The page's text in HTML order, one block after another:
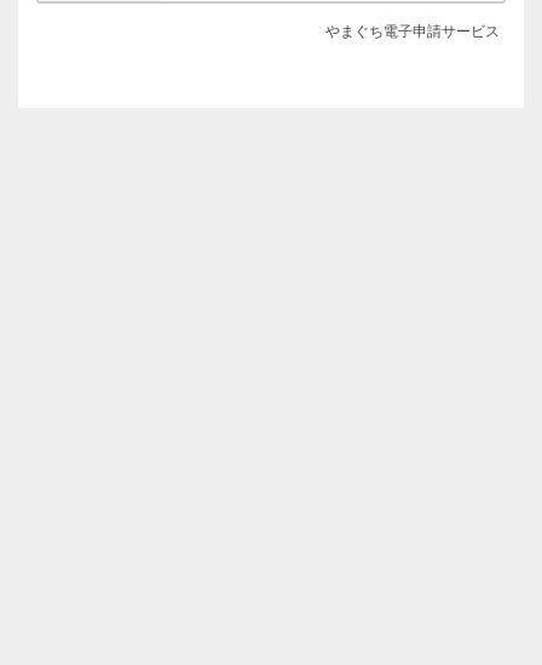
やまぐち電子申請サービス